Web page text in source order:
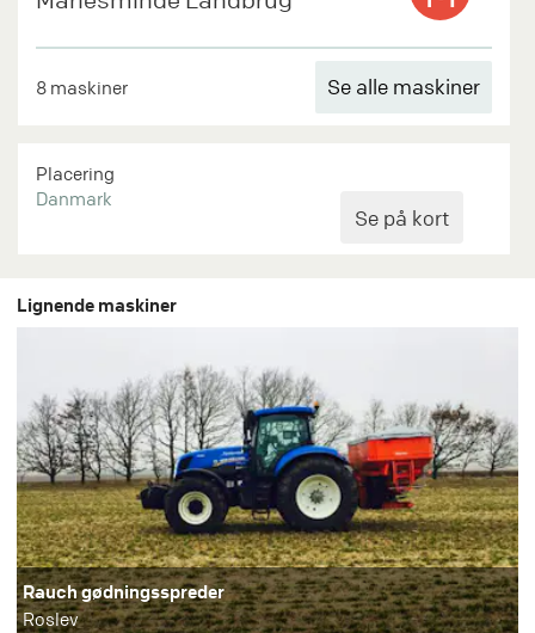
8 maskiner Se alle maskiner
Placering
Danmark
Lignende maskiner
Rauch gødningsspreder
Roslev